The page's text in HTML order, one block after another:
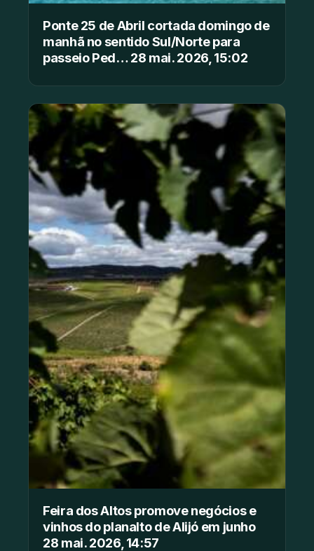
Ponte 25 de Abril cortada domingo de
manhã no sentido Sul/Norte para
passeio Ped… 28 mai. 2026, 15:02
Feira dos Altos promove negócios e
vinhos do planalto de Alijó em junho
28 mai. 2026, 14:57